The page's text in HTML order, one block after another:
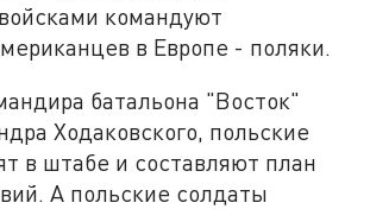
командуют
в Европе - поляки.
батальона "Восток"
Ходаковского, польские
в штабе и составляют план
А польские солдаты